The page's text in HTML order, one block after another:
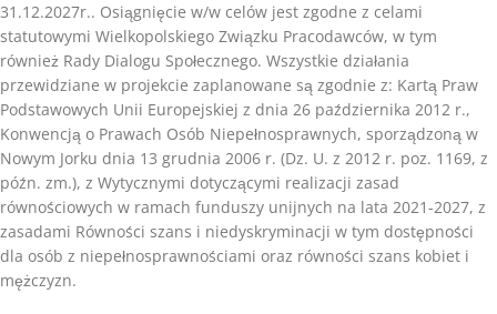
31.12.2027r.. Osiągnięcie w/w celów jest zgodne z celami
statutowymi Wielkopolskiego Związku Pracodawców, w tym
również Rady Dialogu Społecznego. Wszystkie działania
przewidziane w projekcie zaplanowane są zgodnie z: Kartą Praw
Podstawowych Unii Europejskiej z dnia 26 października 2012 r.,
Konwencją o Prawach Osób Niepełnosprawnych, sporządzoną w
Nowym Jorku dnia 13 grudnia 2006 r. (Dz. U. z 2012 r. poz. 1169, z
późn. zm.), z Wytycznymi dotyczącymi realizacji zasad
równościowych w ramach funduszy unijnych na lata 2021-2027, z
zasadami Równości szans i niedyskryminacji w tym dostępności
dla osób z niepełnosprawnościami oraz równości szans kobiet i
mężczyzn.